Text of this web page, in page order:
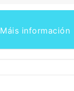
Máis información